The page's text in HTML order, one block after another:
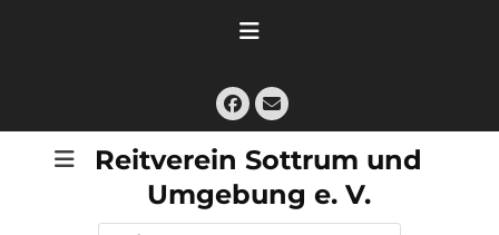
Facebook
E-
Mail
Reitverein Sottrum und
Umgebung e. V.